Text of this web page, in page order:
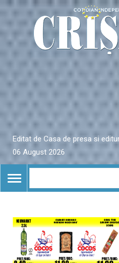
Editat de Casa de presa si
06 August 2026
TOGGLE
NAVIGATION